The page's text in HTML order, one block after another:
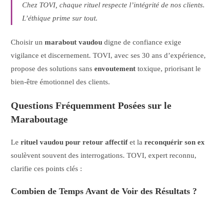
Chez TOVI, chaque rituel respecte l’intégrité de nos clients.
L’éthique prime sur tout.
Choisir unmarabout vaudou digne de confiance exige
vigilance et discernement. TOVI, avec ses 30 ans d’expérience,
propose des solutions sansenvoutement toxique, priorisant le
bien-être émotionnel des clients.
Questions Fréquemment Posées sur le
Maraboutage
Lerituel vaudou pour retour affectif et lareconquérir son ex
soulèvent souvent des interrogations. TOVI, expert reconnu,
clarifie ces points clés :
Combien de Temps Avant de Voir des Résultats ?